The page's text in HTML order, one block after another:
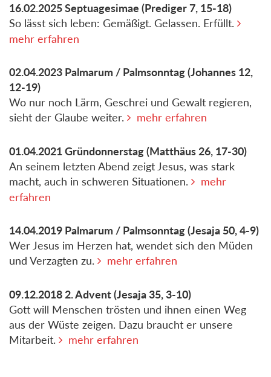
16.02.2025Septuagesimae (Prediger 7, 15-18)
So lässt sich leben: Gemäßigt. Gelassen. Erfüllt.
mehr erfahren
02.04.2023 Palmarum / Palmsonntag(Johannes 12,
12-19)
Wo nur noch Lärm, Geschrei und Gewalt regieren,
sieht der Glaube weiter.
mehr erfahren
01.04.2021Gründonnerstag(Matthäus 26, 17-30)
An seinem letzten Abend zeigt Jesus, was stark
macht, auch in schweren Situationen.
mehr
erfahren
14.04.2019 Palmarum / Palmsonntag(Jesaja 50, 4-9)
Wer Jesus im Herzen hat, wendet sich den Müden
und Verzagten zu.
mehr erfahren
09.12.2018 2. Advent(Jesaja 35, 3-10)
Gott will Menschen trösten und ihnen einen Weg
aus der Wüste zeigen. Dazu braucht er unsere
Mitarbeit.
mehr erfahren